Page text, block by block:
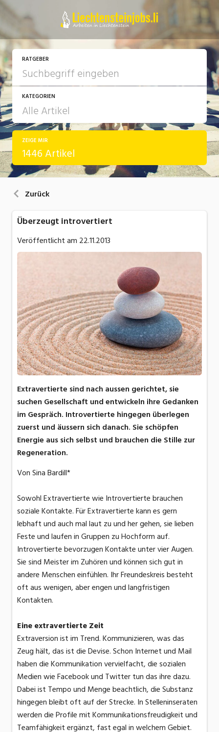
RATGEBER
KATEGORIEN
Arbeit
Ausbildung / Weiterbildung
ZEIGE MIR
1446 Artikel
Zurück
Überzeugt introvertiert
Veröffentlicht am 22.11.2013
Extravertierte sind nach aussen gerichtet, sie
suchen Gesellschaft und entwickeln ihre Gedanken
im Gespräch. Introvertierte hingegen überlegen
zuerst und äussern sich danach. Sie schöpfen
Energie aus sich selbst und brauchen die Stille zur
Regeneration.
Von Sina Bardill*
Sowohl Extravertierte wie Introvertierte brauchen
soziale Kontakte. Für Extravertierte kann es gern
lebhaft und auch mal laut zu und her gehen, sie lieben
Feste und laufen in Gruppen zu Hochform auf.
Introvertierte bevorzugen Kontakte unter vier Augen.
Sie sind Meister im Zuhören und können sich gut in
andere Menschen einfühlen. Ihr Freundeskreis besteht
oft aus wenigen, aber engen und langfristigen
Kontakten.
Eine extravertierte Zeit
Extraversion ist im Trend. Kommunizieren, was das
Zeug hält, das ist die Devise. Schon Internet und Mail
haben die Kommunikation vervielfacht, die sozialen
Medien wie Facebook und Twitter tun das ihre dazu.
Dabei ist Tempo und Menge beachtlich, die Substanz
hingegen bleibt oft auf der Strecke. In Stelleninseraten
werden die Profile mit Kommunikationsfreudigkeit und
Teamfähigkeit ergänzt, fast egal in welchem Gebiet.